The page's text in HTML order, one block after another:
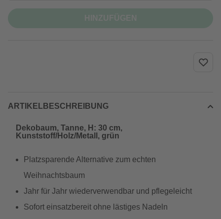
ARTIKELBESCHREIBUNG
Dekobaum, Tanne, H: 30 cm,
Kunststoff/Holz/Metall, grün
Platzsparende Alternative zum echten
Weihnachtsbaum
Jahr für Jahr wiederverwendbar und pflegeleicht
Sofort einsatzbereit ohne lästiges Nadeln